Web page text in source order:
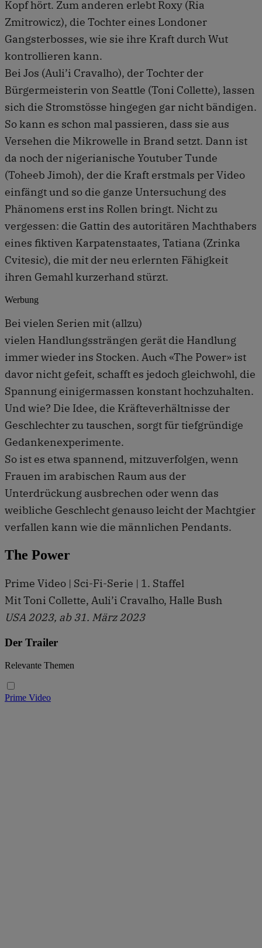
Kopf hört. Zum anderen erlebt Roxy (Ria
Zmitrowicz), die Tochter eines Londoner
Gangsterbosses, wie sie ihre Kraft durch Wut
kontrollieren kann.
Bei Jos (Auli’i Cravalho), der Tochter der
Bürgermeisterin von Seattle (Toni Collette), lassen
sich die Stromstösse hingegen gar nicht bändigen.
So kann es schon mal passieren, dass sie aus
Versehen die Mikrowelle in Brand setzt. Dann ist
da noch der nigerianische Youtuber Tunde
(Toheeb Jimoh), der die Kraft erstmals per Video
einfängt und so die ganze Untersuchung des
Phänomens erst ins Rollen bringt. Nicht zu
vergessen: die Gattin des autoritären Machthabers
eines fiktiven Karpatenstaates, Tatiana (Zrinka
Cvitesic), die mit der neu erlernten Fähigkeit
ihren Gemahl kurzerhand stürzt.
Werbung
Bei vielen Serien mit (allzu)
vielen Handlungssträngen gerät die Handlung
immer wieder ins Stocken. Auch «The Power» ist
davor nicht gefeit, schafft es jedoch gleichwohl, die
Spannung einigermassen konstant hochzuhalten.
Und wie? Die Idee, die Kräfteverhältnisse der
Geschlechter zu tauschen, sorgt für tiefgründige
Gedankenexperimente.
So ist es etwa spannend, mitzuverfolgen, wenn
Frauen im arabischen Raum aus der
Unterdrückung ausbrechen oder wenn das
weibliche Geschlecht genauso leicht der Machtgier
verfallen kann wie die männlichen Pendants.
The Power
Prime Video | Sci-Fi-Serie | 1. Staffel
Mit Toni Collette, Auli’i Cravalho, Halle Bush
USA 2023, ab 31. März 2023
Der Trailer
Relevante Themen
Prime Video